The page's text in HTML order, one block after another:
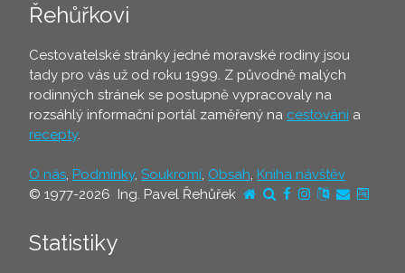
Řehůřkovi
Cestovatelské stránky jedné moravské rodiny jsou
tady pro vás už od roku 1999. Z původně malých
rodinných stránek se postupně vypracovaly na
rozsáhlý informační portál zaměřený na cestování a
recepty.
O nás, Podmínky, Soukromí, Obsah, Kniha návštěv
© 1977-2026 Ing. Pavel Řehůřek
Statistiky